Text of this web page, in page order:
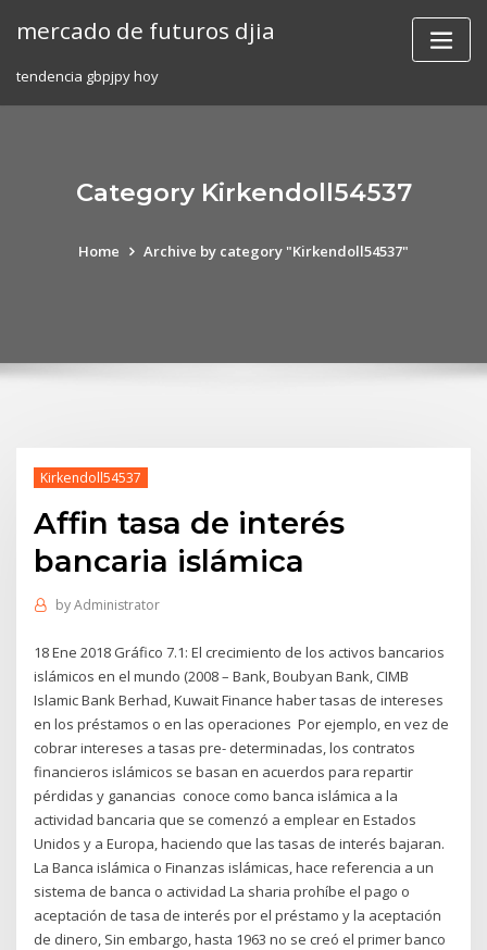
mercado de futuros djia
tendencia gbpjpy hoy
Category Kirkendoll54537
Home Archive by category "Kirkendoll54537"
Kirkendoll54537
Affin tasa de interés
bancaria islámica
byAdministrator
18 Ene 2018 Gráfico 7.1: El crecimiento de los activos bancarios
islámicos en el mundo (2008 – Bank, Boubyan Bank, CIMB
Islamic Bank Berhad, Kuwait Finance haber tasas de intereses
en los préstamos o en las operaciones Por ejemplo, en vez de
cobrar intereses a tasas pre- determinadas, los contratos
financieros islámicos se basan en acuerdos para repartir
pérdidas y ganancias conoce como banca islámica a la
actividad bancaria que se comenzó a emplear en Estados
Unidos y a Europa, haciendo que las tasas de interés bajaran.
La Banca islámica o Finanzas islámicas, hace referencia a un
sistema de banca o actividad La sharia prohíbe el pago o
aceptación de tasa de interés por el préstamo y la aceptación
de dinero, Sin embargo, hasta 1963 no se creó el primer banco